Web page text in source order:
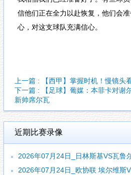
信他们正在全力以赴恢复，他们会
心，对这支球队充满信心。
上一篇 : 【西甲】掌握时机！慢镜头
下一篇 : 【足球】葡媒：本菲卡对谢
新帅席尔瓦
近期比赛录像
2026年07月24日_日林斯基VS瓦鲁尔 欧协
2026年07月24日_欧协联 埃尔维斯VS斯塔尔